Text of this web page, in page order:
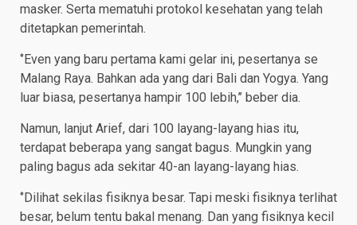
masker. Serta mematuhi protokol kesehatan yang telah
ditetapkan pemerintah.
‘’Even yang baru pertama kami gelar ini, pesertanya se
Malang Raya. Bahkan ada yang dari Bali dan Yogya. Yang
luar biasa, pesertanya hampir 100 lebih,’’ beber dia.
Namun, lanjut Arief, dari 100 layang-layang hias itu,
terdapat beberapa yang sangat bagus. Mungkin yang
paling bagus ada sekitar 40-an layang-layang hias.
‘’Dilihat sekilas fisiknya besar. Tapi meski fisiknya terlihat
besar, belum tentu bakal menang. Dan yang fisiknya kecil